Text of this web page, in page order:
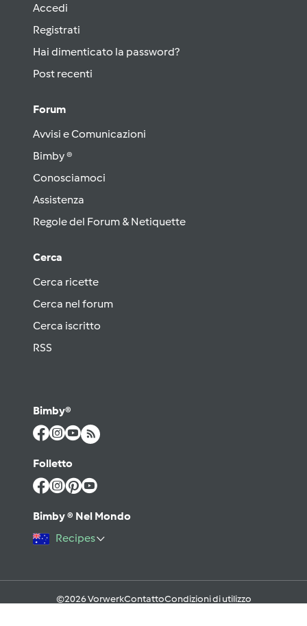
Accedi
Registrati
Hai dimenticato la password?
Post recenti
Forum
Avvisi e Comunicazioni
Bimby ®
Conosciamoci
Assistenza
Regole del Forum & Netiquette
Cerca
Cerca ricette
Cerca nel forum
Cerca iscritto
RSS
Bimby®
Folletto
Bimby ® Nel Mondo
Recipes
©2026 VorwerkContattoCondizioni di utilizzo